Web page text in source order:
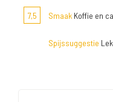
7,5 Smaak Koffie en
Spijssuggestie